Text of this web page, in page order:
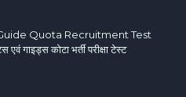
Quota Recruitment Test
गाइड्स कोटा भर्ती परीक्षा टेस्ट